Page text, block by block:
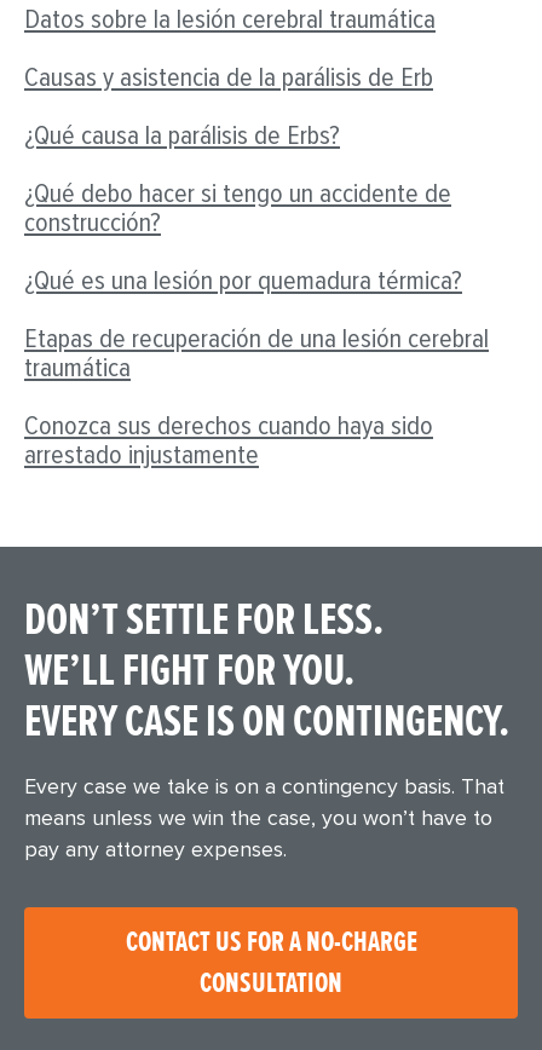
Datos sobre la lesión cerebral traumática
Causas y asistencia de la parálisis de Erb
¿Qué causa la parálisis de Erbs?
¿Qué debo hacer si tengo un accidente de
construcción?
¿Qué es una lesión por quemadura térmica?
Etapas de recuperación de una lesión cerebral
traumática
Conozca sus derechos cuando haya sido
arrestado injustamente
DON’T SETTLE FOR LESS.
WE’LL FIGHT FOR YOU.
EVERY CASE IS ON CONTINGENCY.
Every case we take is on a contingency basis. That
means unless we win the case, you won’t have to
pay any attorney expenses.
CONTACT US FOR A NO-CHARGE
CONSULTATION